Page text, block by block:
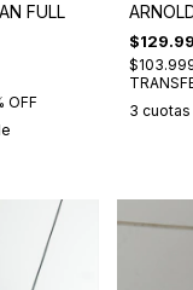
FULL
OFF
3